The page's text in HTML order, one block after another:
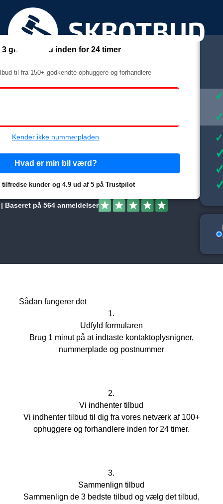
op til 40% mere i
3 gratis tilbud inden for 24 timer
til fra 150+ godkendte ophuggere og forhandlere
Kender ikke nummerpladen
Hvad er min bil værd?
tilfredse kunder og 4.9 ud af 5 på Trustpilot
Baseret på 564 anmeldelser
Sådan fungerer det
1.
Udfyld formularen
Brug 1 minut på at indtaste kontaktoplysnigner,
nummerplade og postnummer
2.
Vi indhenter tilbud
Vi indhenter tilbud til dig fra vores netværk af 100+
ophuggere og forhandlere inden for 24 timer.
3.
Sammenlign tilbud
Sammenlign de 3 bedste tilbud og vælg det tilbud,